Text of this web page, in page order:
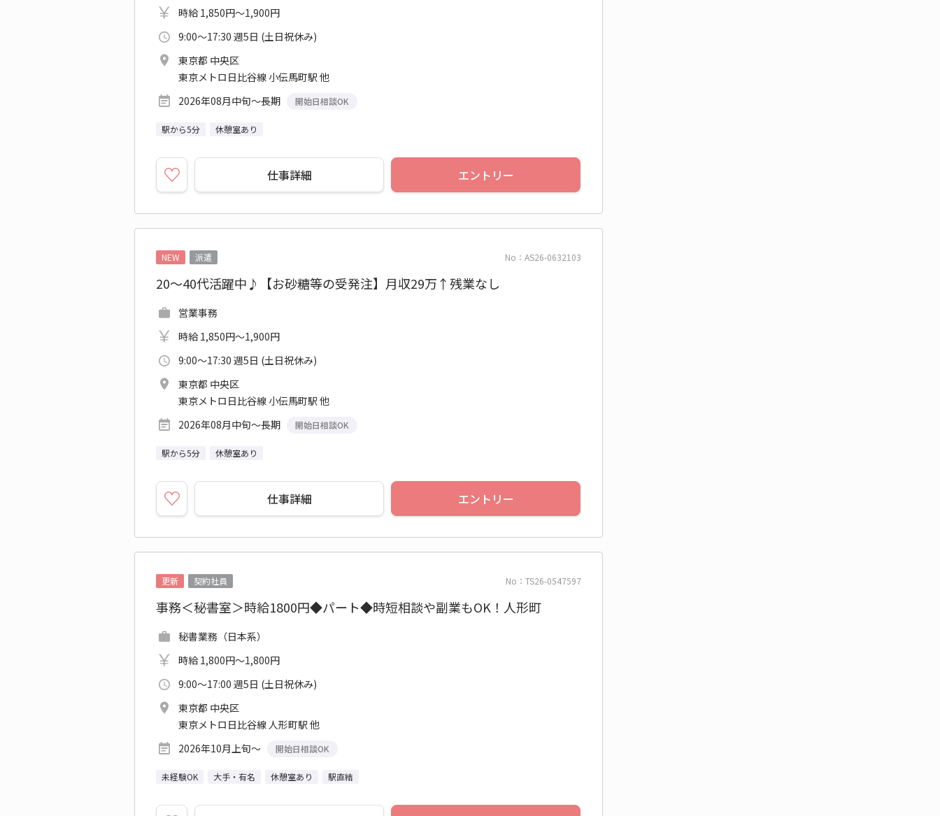
時給 1,850円～1,900円
9:00～17:30 週5日 (土日祝休み)
東京都 中央区
東京メトロ日比谷線 小伝馬町駅 他
2026年08月中旬～長期
開始日相談OK
駅から5分 休憩室あり
仕事詳細 エントリー
No：AS26-0632103
NEW 派遣
20～40代活躍中♪【お砂糖等の受発注】月収29万↑残業なし
営業事務
時給 1,850円～1,900円
9:00～17:30 週5日 (土日祝休み)
東京都 中央区
東京メトロ日比谷線 小伝馬町駅 他
2026年08月中旬～長期
開始日相談OK
駅から5分 休憩室あり
仕事詳細 エントリー
No：TS26-0547597
更新 契約社員
事務＜秘書室＞時給1800円◆パート◆時短相談や副業もOK！人形町
秘書業務（日本系）
時給 1,800円～1,800円
9:00～17:00 週5日 (土日祝休み)
東京都 中央区
東京メトロ日比谷線 人形町駅 他
2026年10月上旬～
開始日相談OK
未経験OK 大手・有名 休憩室あり 駅直結